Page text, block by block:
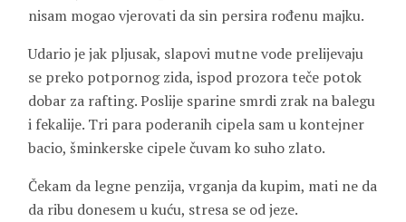
nisam mogao vjerovati da sin persira rođenu majku.
Udario je jak pljusak, slapovi mutne vode prelijevaju
se preko potpornog zida, ispod prozora teče potok
dobar za rafting. Poslije sparine smrdi zrak na balegu
i fekalije. Tri para poderanih cipela sam u kontejner
bacio, šminkerske cipele čuvam ko suho zlato.
Čekam da legne penzija, vrganja da kupim, mati ne da
da ribu donesem u kuću, stresa se od jeze.